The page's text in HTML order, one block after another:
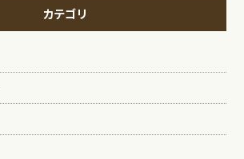
カテゴリ